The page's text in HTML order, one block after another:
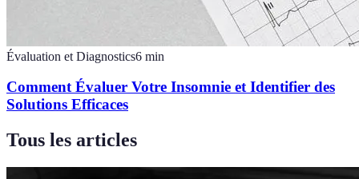
Évaluation et Diagnostics6 min
Comment Évaluer Votre Insomnie et Identifier des
Solutions Efficaces
Tous les articles